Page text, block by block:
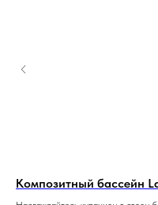
Композитный бассейн